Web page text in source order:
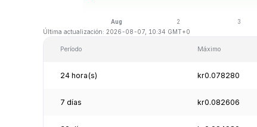
Última actualización: 2026-08-07, 10:34 GMT+0
Período Máximo
24 hora(s) kr0.078280
7 días kr0.082606